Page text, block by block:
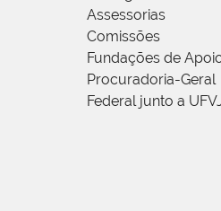
Assessorias
Comissões
Fundações de
Procuradoria-Geral
Federal junto a